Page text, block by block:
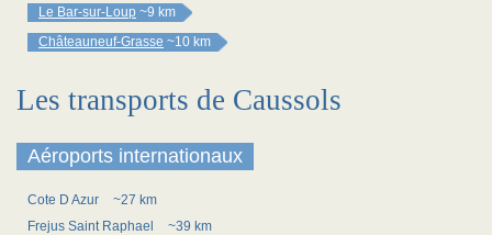
Le Bar-sur-Loup ~9 km
Châteauneuf-Grasse ~10 km
Les transports de Caussols
Aéroports internationaux
Cote D Azur
~27 km
Frejus Saint Raphael
~39 km